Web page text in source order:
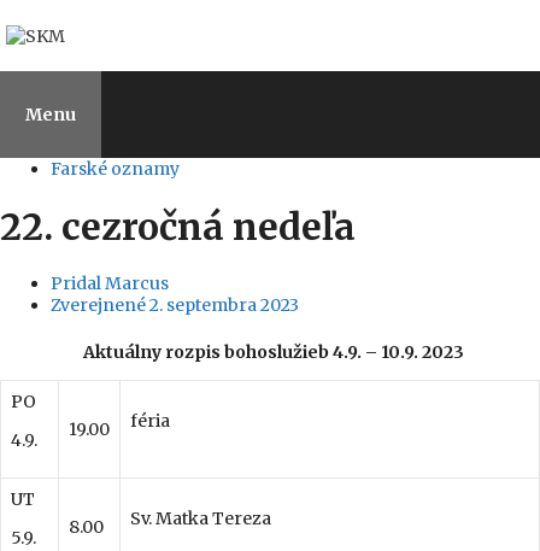
na
Menu
Farské oznamy
22. cezročná nedeľa
PridalMarcus
Zverejnené2. septembra 2023
Aktuálny rozpis bohoslužieb 4.9. – 10.9. 2023
PO
4.9.
19.00 féria
UT
5.9.
8.00 Sv. Matka Tereza